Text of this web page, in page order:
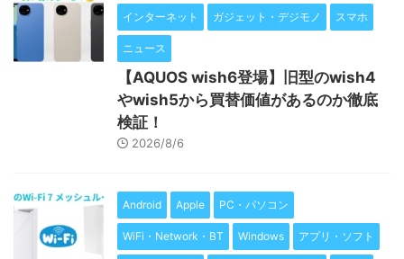
インターネット ガジェット・デジモノ スマホ
ニュース
【AQUOS wish6登場】旧型のwish4
やwish5から買替価値があるのか徹底
検証！
2026/8/6
Android Apple PC・パソコン
WiFi・Network・BT Windows アプリ・ソフト